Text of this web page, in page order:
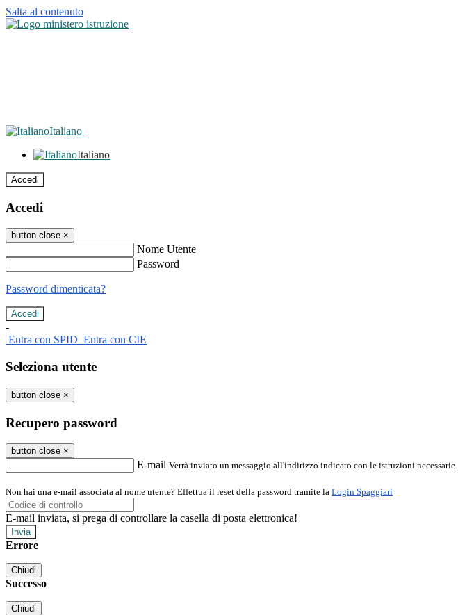
Salta al contenuto
Italiano
Italiano
Accedi
Accedi
button close ×
Nome Utente
Password
Password dimenticata?
-
Entra con SPID Entra con CIE
Seleziona utente
button close ×
Recupero password
button close ×
E-mail Verrà inviato un messaggio all'indirizzo indicato con le istruzioni necessarie.
Non hai una e-mail associata al nome utente? Effettua il reset della password tramite la Login Spaggiari
E-mail inviata, si prega di controllare la casella di posta elettronica!
Errore
Chiudi
Successo
Chiudi